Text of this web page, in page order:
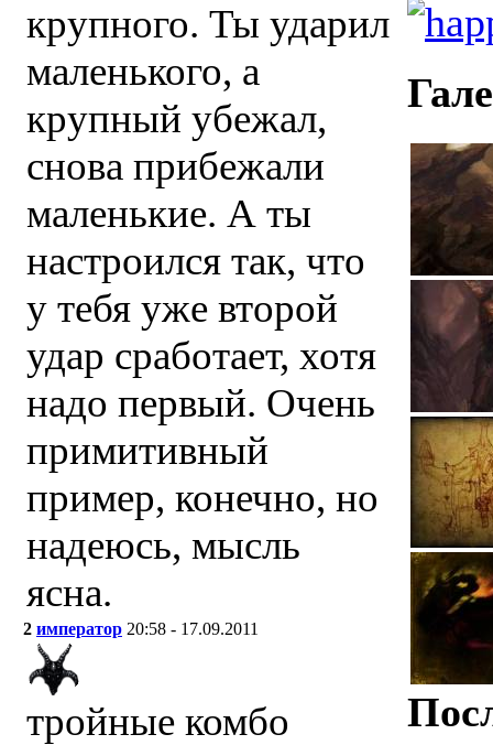
крупного. Ты ударил
маленького, а
крупный убежал,
снова прибежали
маленькие. А ты
настроился так, что
у тебя уже второй
удар сработает, хотя
надо первый. Очень
примитивный
пример, конечно, но
надеюсь, мысль
ясна.
2 император 20:58 - 17.09.2011
тройные комбо